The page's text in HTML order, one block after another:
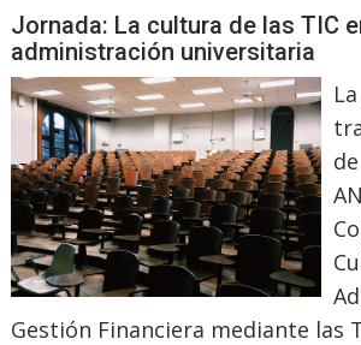
Jornada: La cultura de las TIC
administración universitaria
Gestión Financiera mediante las